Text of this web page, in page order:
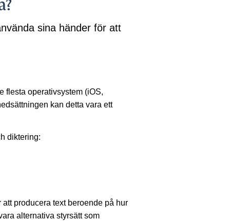
sina händer för att
flesta operativsystem (iOS,
kan detta vara ett
diktering:
producera text beroende på hur
alternativa styrsätt som